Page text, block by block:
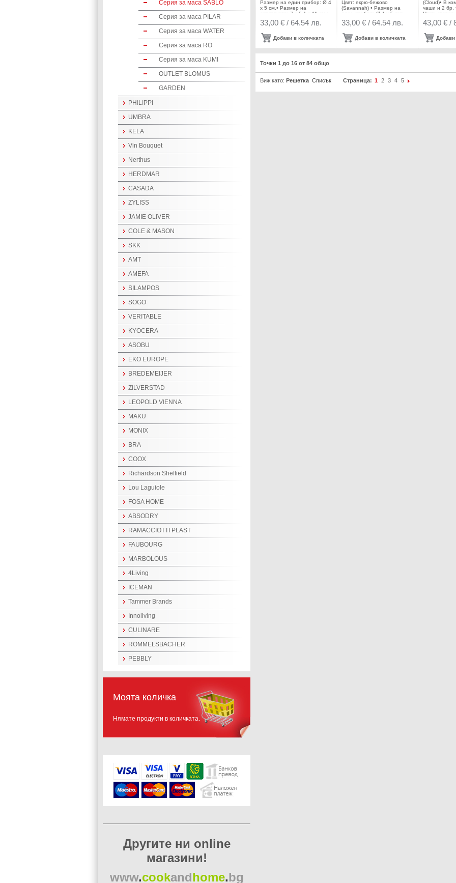
Размер на един прибор: Ø 4
х 5 см.• Размер на
опаковката: 7 х 5,1 х 11 см.•
Материал: керамика•
Подходящи за микровълнова
съдомиялна
машинаПроизводител:
Frederike Martens
33,00 € / 64.54 лв.
Добави в количката
Цвят: екрю-бежово
(Savannah) • Размер на
един прибор: Ø 4 х 5 см•
Размер на опаковката: 7 х
5,1 х 11 см•
Подходящи за микровълнова
фурна• Подходящи за
машинаПроизводител:
33,00 € / 64.54 лв.
Добави в количката
(Cloud)• В
чаши и 2 бр.
Цвят: светло
Размер на
см.• Размер
на 1 бр
Материал:
фурна•
43,00 € /
Добави
Точки 1 до 16 от 84 общо
Страница: 1 2 3 4 5
Виж като: Решетка Списък
Серия за маса SABLO
Серия за маса PILAR
Серия за маса WATER
Серия за маса RO
Серия за маса KUMI
OUTLET BLOMUS
GARDEN
PHILIPPI
UMBRA
KELA
Vin Bouquet
Nerthus
HERDMAR
CASADA
ZYLISS
JAMIE OLIVER
COLE & MASON
SKK
AMT
AMEFA
SILAMPOS
SOGO
VERITABLE
KYOCERA
ASOBU
EKO EUROPE
BREDEMEIJER
ZILVERSTAD
LEOPOLD VIENNA
MAKU
MONIX
BRA
COOX
Richardson Sheffield
Lou Laguiole
FOSA HOME
ABSODRY
RAMACCIOTTI PLAST
FAUBOURG
MARBOLOUS
4Living
ICEMAN
Tammer Brands
Innoliving
CULINARE
ROMMELSBACHER
PEBBLY
Моята количка
Нямате продукти в количката.
Другите ни online
магазини!
www.cookandhome.bg